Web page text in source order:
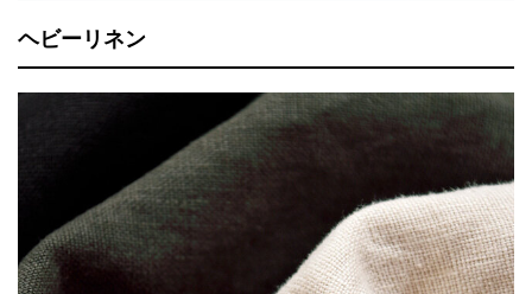
ヘビーリネン